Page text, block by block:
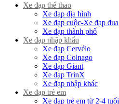
Xe đạp thể thao
Xe đạp địa hình
Xe đạp cuộc-Xe đạp đua
Xe đạp thành phố
Xe đạp nhập khẩu
Xe đạp Cervélo
Xe đạp Colnago
Xe đạp Giant
Xe đạp TrinX
Xe đạp nhập khác
Xe đạp trẻ em
Xe đạp trẻ em từ 2-4 tuổi